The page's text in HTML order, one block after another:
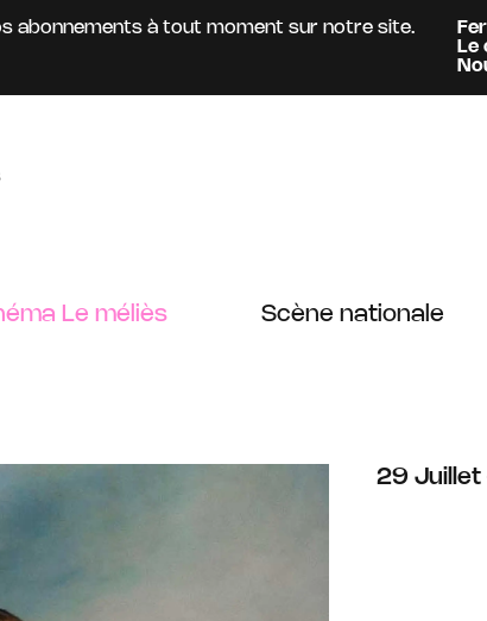
à tout moment sur notre site.
Le
Nous
Le méliès Scène nationale
du
29 juillet
Juillet